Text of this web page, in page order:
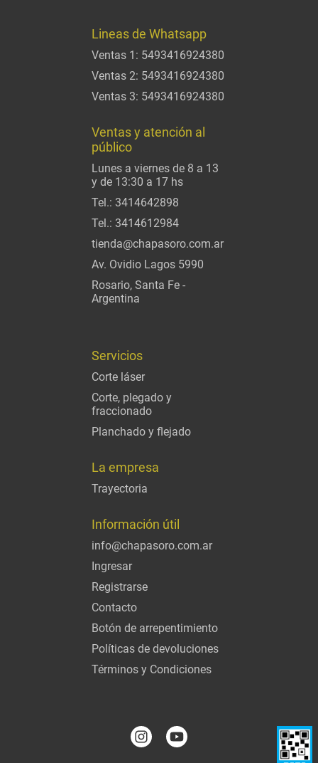
Lineas de Whatsapp
Ventas 1: 5493416924380
Ventas 2: 5493416924380
Ventas 3: 5493416924380
Ventas y atención al
público
Lunes a viernes de 8 a 13
y de 13:30 a 17 hs
Tel.: 3414642898
Tel.: 3414612984
tienda@chapasoro.com.ar
Av. Ovidio Lagos 5990
Rosario, Santa Fe -
Argentina
Servicios
Corte láser
Corte, plegado y
fraccionado
Planchado y flejado
La empresa
Trayectoria
Información útil
info@chapasoro.com.ar
Ingresar
Registrarse
Contacto
Botón de arrepentimiento
Políticas de devoluciones
Términos y Condiciones